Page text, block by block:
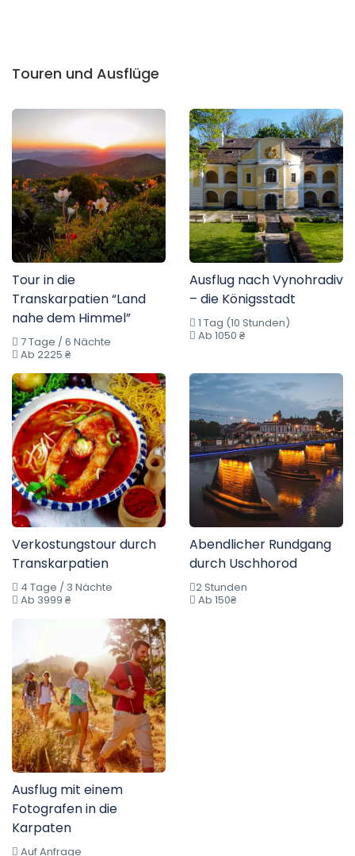
Touren und Ausflüge
Tour in die
Transkarpatien “Land
nahe dem Himmel”
7 Tage / 6 Nächte
Ab 2225 ₴
Ausflug nach Vynohradiv
– die Königsstadt
1 Tag (10 Stunden)
Ab 1050 ₴
Verkostungstour durch
Transkarpatien
4 Tage / 3 Nächte
Ab 3999 ₴
Abendlicher Rundgang
durch Uschhorod
2 Stunden
Ab 150₴
Ausflug mit einem
Fotografen in die
Karpaten
Auf Anfrage